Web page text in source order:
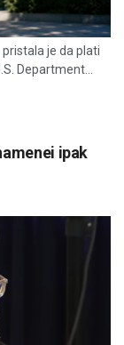
je da plati
Department...
ipak